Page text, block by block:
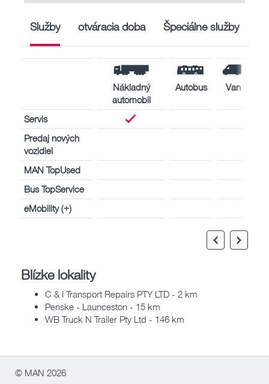
Služby otváracia doba Špeciálne služby
Nákladný
automobil
Autobus Van
Servis
Predaj nových
vozidiel
MAN TopUsed
Bus TopService
eMobility (+)
Blízke lokality
C & I Transport Repairs PTY LTD - 2 km
Penske - Launceston - 15 km
WB Truck N Trailer Pty Ltd - 146 km
© MAN 2026